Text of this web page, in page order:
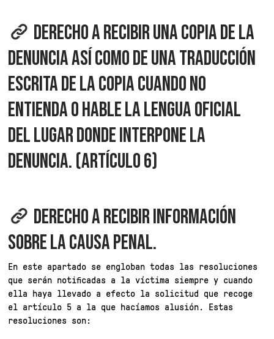
DERECHO A RECIBIR UNA COPIA DE LA
DENUNCIA ASÍ COMO DE UNA TRADUCCIÓN
ESCRITA DE LA COPIA CUANDO NO
ENTIENDA O HABLE LA LENGUA OFICIAL
DEL LUGAR DONDE INTERPONE LA
DENUNCIA. (ARTÍCULO 6)
DERECHO A RECIBIR INFORMACIÓN
SOBRE LA CAUSA PENAL.
En este apartado se engloban todas las resoluciones
que serán notificadas a la víctima siempre y cuando
ella haya llevado a efecto la solicitud que recoge
el artículo 5 a la que hacíamos alusión. Estas
resoluciones son: